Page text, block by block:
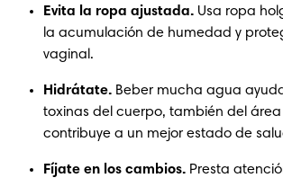
Evita la ropa ajustada. Usa ropa
la acumulación de humedad y
vaginal.
Hidrátate. Beber mucha agua
toxinas del cuerpo, también del área
contribuye a un mejor estado de
Fíjate en los cambios. Presta